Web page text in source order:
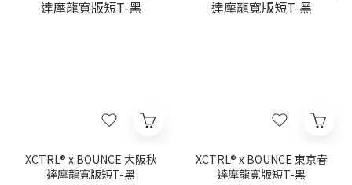
XCTRL® x BOUNCE 大阪秋
達摩龍寬版短T-黑
XCTRL® x BOUNCE 東京春
達摩龍寬版短T-黑